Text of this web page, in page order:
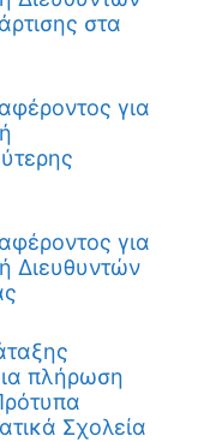
στα
για
για
Διευθυντών
πλήρωση
Σχολεία